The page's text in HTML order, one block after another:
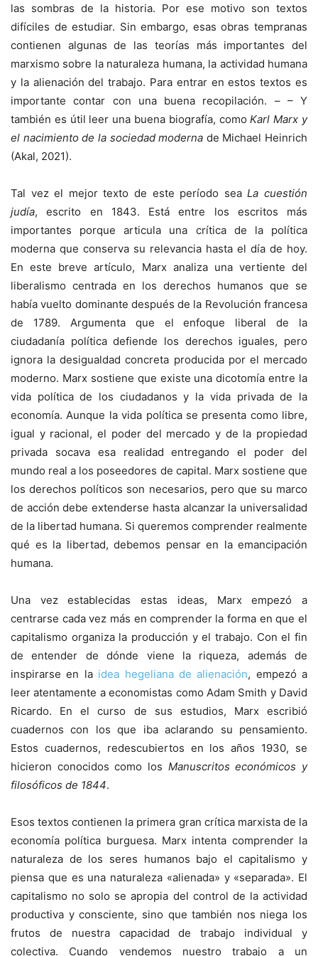
las sombras de la historia. Por ese motivo son textos
difíciles de estudiar. Sin embargo, esas obras tempranas
contienen algunas de las teorías más importantes del
marxismo sobre la naturaleza humana, la actividad humana
y la alienación del trabajo. Para entrar en estos textos es
importante contar con una buena recopilación. – – Y
también es útil leer una buena biografía, comoKarl Marx y
el nacimiento de la sociedad moderna de Michael Heinrich
(Akal, 2021).
Tal vez el mejor texto de este período seaLa cuestión
judía, escrito en 1843. Está entre los escritos más
importantes porque articula una crítica de la política
moderna que conserva su relevancia hasta el día de hoy.
En este breve artículo, Marx analiza una vertiente del
liberalismo centrada en los derechos humanos que se
había vuelto dominante después de la Revolución francesa
de 1789. Argumenta que el enfoque liberal de la
ciudadanía política defiende los derechos iguales, pero
ignora la desigualdad concreta producida por el mercado
moderno. Marx sostiene que existe una dicotomía entre la
vida política de los ciudadanos y la vida privada de la
economía. Aunque la vida política se presenta como libre,
igual y racional, el poder del mercado y de la propiedad
privada socava esa realidad entregando el poder del
mundo real a los poseedores de capital. Marx sostiene que
los derechos políticos son necesarios, pero que su marco
de acción debe extenderse hasta alcanzar la universalidad
de la libertad humana. Si queremos comprender realmente
qué es la libertad, debemos pensar en la emancipación
humana.
Una vez establecidas estas ideas, Marx empezó a
centrarse cada vez más en comprender la forma en que el
capitalismo organiza la producción y el trabajo. Con el fin
de entender de dónde viene la riqueza, además de
inspirarse en la idea hegeliana de alienación, empezó a
leer atentamente a economistas como Adam Smith y David
Ricardo. En el curso de sus estudios, Marx escribió
cuadernos con los que iba aclarando su pensamiento.
Estos cuadernos, redescubiertos en los años 1930, se
hicieron conocidos como los Manuscritos económicos y
filosóficos de 1844.
Esos textos contienen la primera gran crítica marxista de la
economía política burguesa. Marx intenta comprender la
naturaleza de los seres humanos bajo el capitalismo y
piensa que es una naturaleza «alienada» y «separada». El
capitalismo no solo se apropia del control de la actividad
productiva y consciente, sino que también nos niega los
frutos de nuestra capacidad de trabajo individual y
colectiva. Cuando vendemos nuestro trabajo a un